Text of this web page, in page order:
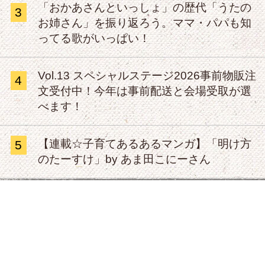
3
「おかあさんといっしょ」の歴代「うたの
お姉さん」を振り返ろう。ママ・パパも知
ってる歌がいっぱい！
4
Vol.13 スペシャルステージ2026事前物販注
文受付中！今年は事前配送と会場受取が選
べます！
5
【連載☆子育てあるあるマンガ】「明け方
のたーすけ」by あま田こにーさん